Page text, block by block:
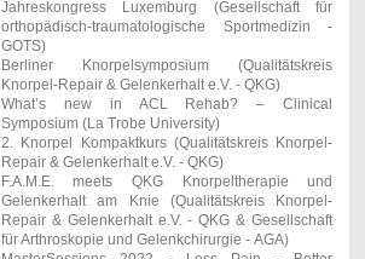
Jahreskongress Luxemburg (Gesellschaft für
orthopädisch-traumatologische Sportmedizin -
GOTS)
Berliner Knorpelsymposium(Qualitätskreis
Knorpel-Repair & Gelenkerhalt e.V. - QKG)
What’s new in ACL Rehab? – Clinical
Symposium (La Trobe University)
2. Knorpel Kompaktkurs (Qualitätskreis Knorpel-
Repair & Gelenkerhalt e.V. - QKG)
F.A.M.E. meets QKG Knorpeltherapie und
Gelenkerhalt am Knie (Qualitätskreis Knorpel-
Repair & Gelenkerhalt e.V. - QKG & Gesellschaft
für Arthroskopie und Gelenkchirurgie - AGA)